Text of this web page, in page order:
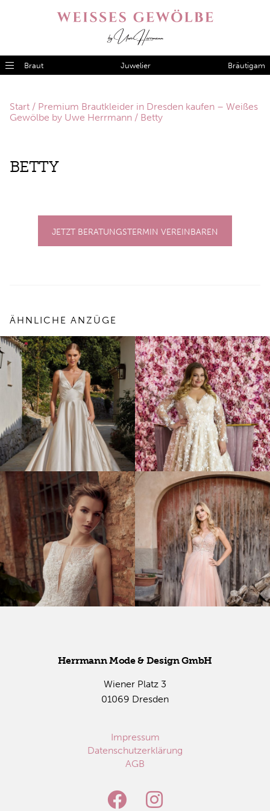
Braut Juwelier Bräutigam
Start / Premium Brautkleider in Dresden kaufen – Weißes
Gewölbe by Uwe Herrmann / Betty
BET­TY
JETZT BERATUNGSTERMIN VEREINBAREN
ÄHNLICHE ANZÜGE
Herr­mann Mode & De­sign GmbH
Wie­ner Platz 3
01069 Dres­den
Impressum
Datenschutzerklärung
AGB